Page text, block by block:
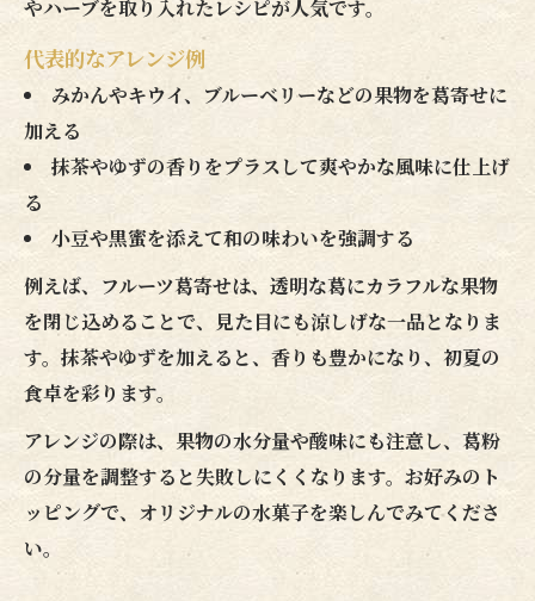
やハーブを取り入れたレシピが人気です。
代表的なアレンジ例
みかんやキウイ、ブルーベリーなどの果物を葛寄せに
加える
抹茶やゆずの香りをプラスして爽やかな風味に仕上げ
る
小豆や黒蜜を添えて和の味わいを強調する
例えば、フルーツ葛寄せは、透明な葛にカラフルな果物
を閉じ込めることで、見た目にも涼しげな一品となりま
す。抹茶やゆずを加えると、香りも豊かになり、初夏の
食卓を彩ります。
アレンジの際は、果物の水分量や酸味にも注意し、葛粉
の分量を調整すると失敗しにくくなります。お好みのト
ッピングで、オリジナルの水菓子を楽しんでみてくださ
い。